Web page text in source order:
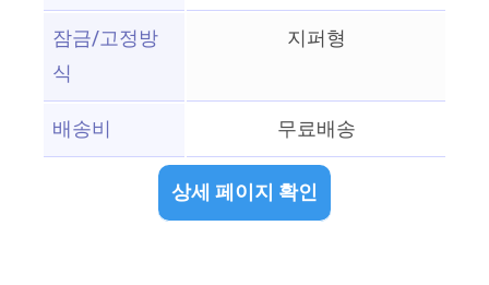
잠금/고정방
식
지퍼형
배송비 무료배송
상세 페이지 확인